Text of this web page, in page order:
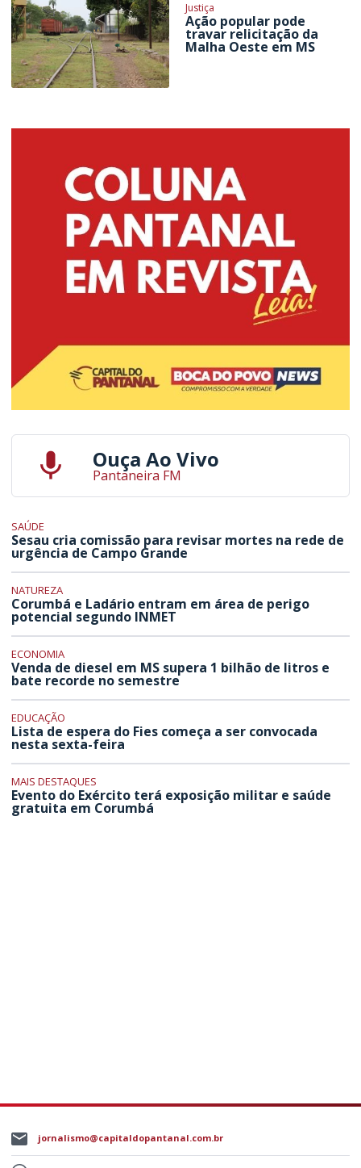
Justiça
Ação popular pode
travar relicitação da
Malha Oeste em MS
Ouça Ao Vivo
Pantaneira FM
SAÚDE
Sesau cria comissão para revisar mortes na rede de
urgência de Campo Grande
NATUREZA
Corumbá e Ladário entram em área de perigo
potencial segundo INMET
ECONOMIA
Venda de diesel em MS supera 1 bilhão de litros e
bate recorde no semestre
EDUCAÇÃO
Lista de espera do Fies começa a ser convocada
nesta sexta-feira
MAIS DESTAQUES
Evento do Exército terá exposição militar e saúde
gratuita em Corumbá
jornalismo@capitaldopantanal.com.br